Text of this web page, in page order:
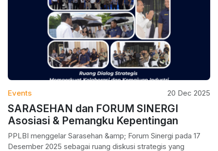
Events 20 Dec 2025
SARASEHAN dan FORUM SINERGI
Asosiasi & Pemangku Kepentingan
PPLBI menggelar Sarasehan &amp; Forum Sinergi pada 17
Desember 2025 sebagai ruang diskusi strategis yang